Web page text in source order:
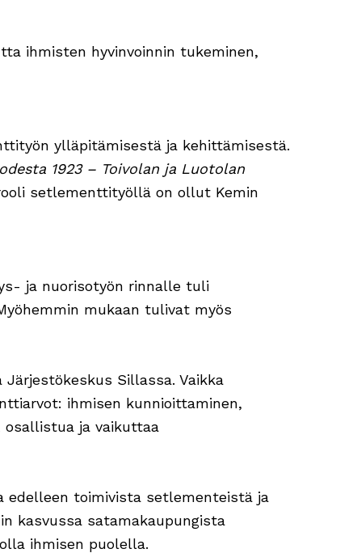
ihmisten hyvinvoinnin tukeminen,
ylläpitämisestä ja kehittämisestä.
1923 – Toivolan ja Luotolan
setlementtityöllä on ollut Kemin
ja nuorisotyön rinnalle tuli
mukaan tulivat myös
Sillassa. Vaikka
ihmisen kunnioittaminen,
osallistua ja vaikuttaa
edelleen toimivista setlementeistä ja
kasvussa satamakaupungista
ihmisen puolella.